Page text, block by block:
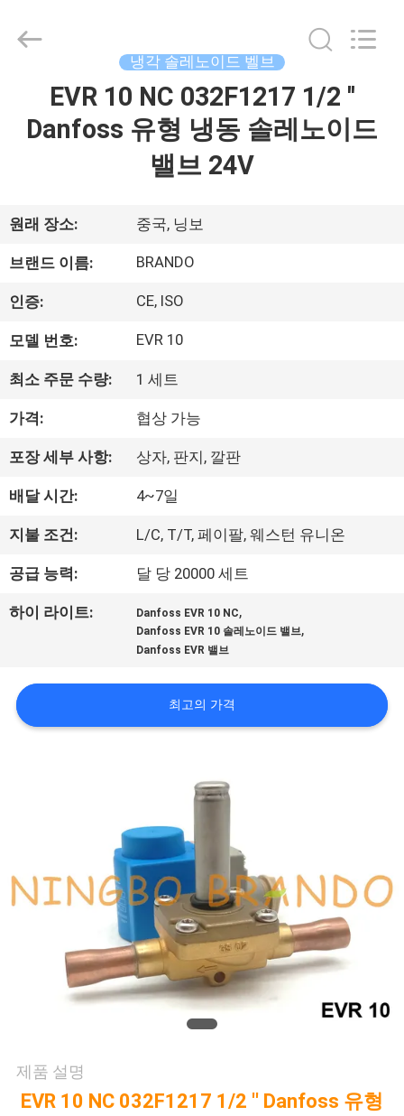
우
리
에
관
한
공
장
투
어
질
희
용
2016
냉각 솔레노이드 벨브
EVR 10 NC 032F1217 1/2 ''
Danfoss 유형 냉동 솔레노이드
밸브 24V
원래 장소: 중국, 닝보
브랜드 이름: BRANDO
인증: CE, ISO
모델 번호: EVR 10
최소 주문 수량: 1 세트
가격: 협상 가능
포장 세부 사항: 상자, 판지, 깔판
배달 시간: 4~7일
지불 조건: L/C, T/T, 페이팔, 웨스턴 유니온
공급 능력: 달 당 20000 세트
하이 라이트: Danfoss EVR 10 NC,
Danfoss EVR 10 솔레노이드 밸브,
Danfoss EVR 밸브
최고의 가격
제품 설명
EVR 10 NC 032F1217 1/2 '' Danfoss 유형